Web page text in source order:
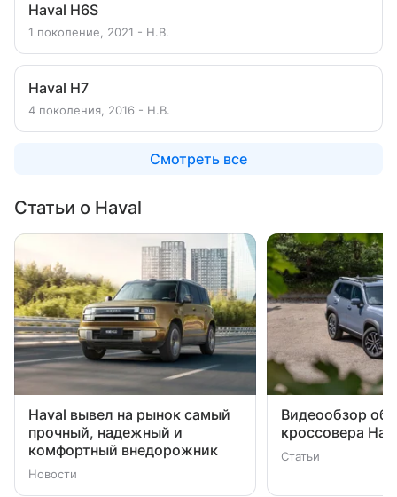
Haval H6S
1 поколение, 2021 - Н.В.
Haval H7
4 поколения, 2016 - Н.В.
Смотреть все
Статьи о Haval
Haval вывел на рынок самый
прочный, надежный и
комфортный внедорожник
Новости
Видеообзор
кроссовера
Статьи